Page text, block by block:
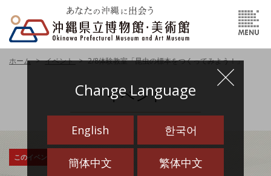
Change Language
English 한국어
簡体中文 繁体中文
ホーム イベント 2/8体験教室「昆虫の標本をつくってみよう！」
イベント
このイベントは終了しました